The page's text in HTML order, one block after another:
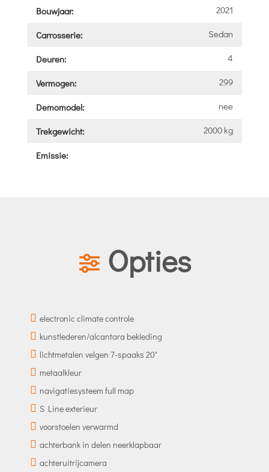
Bouwjaar: 2021
Carrosserie: Sedan
Deuren: 4
Vermogen: 299
Demomodel: nee
Trekgewicht: 2000 kg
Emissie:
Opties
electronic climate controle
kunstlederen/alcantara bekleding
lichtmetalen velgen 7-spaaks 20"
metaalkleur
navigatiesysteem full map
S Line exterieur
voorstoelen verwarmd
achterbank in delen neerklapbaar
achteruitrijcamera